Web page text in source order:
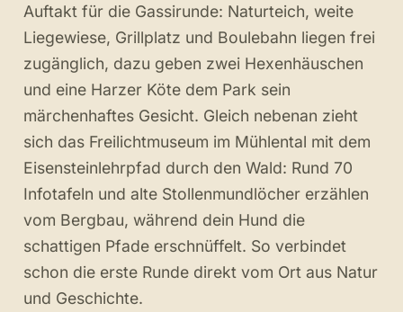
Auftakt für die Gassirunde: Naturteich, weite
Liegewiese, Grillplatz und Boulebahn liegen frei
zugänglich, dazu geben zwei Hexenhäuschen
und eine Harzer Köte dem Park sein
märchenhaftes Gesicht. Gleich nebenan zieht
sich das Freilichtmuseum im Mühlental mit dem
Eisensteinlehrpfad durch den Wald: Rund 70
Infotafeln und alte Stollenmundlöcher erzählen
vom Bergbau, während dein Hund die
schattigen Pfade erschnüffelt. So verbindet
schon die erste Runde direkt vom Ort aus Natur
und Geschichte.